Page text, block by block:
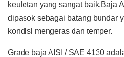
keuletan yang sangat baik.Baja
dipasok sebagai batang bundar
kondisi mengeras dan temper.
Grade baja AISI / SAE 4130